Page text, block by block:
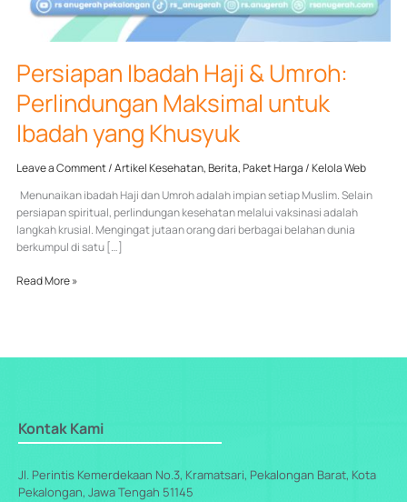
Persiapan Ibadah Haji & Umroh:
Perlindungan Maksimal untuk
Ibadah yang Khusyuk
Leave a Comment/Artikel Kesehatan,Berita,Paket Harga/Kelola Web
Menunaikan ibadah Haji dan Umroh adalah impian setiap Muslim. Selain
persiapan spiritual, perlindungan kesehatan melalui vaksinasi adalah
langkah krusial. Mengingat jutaan orang dari berbagai belahan dunia
berkumpul di satu […]
Read More »
Kontak Kami
Jl. Perintis Kemerdekaan No.3, Kramatsari, Pekalongan Barat, Kota
Pekalongan, Jawa Tengah 51145